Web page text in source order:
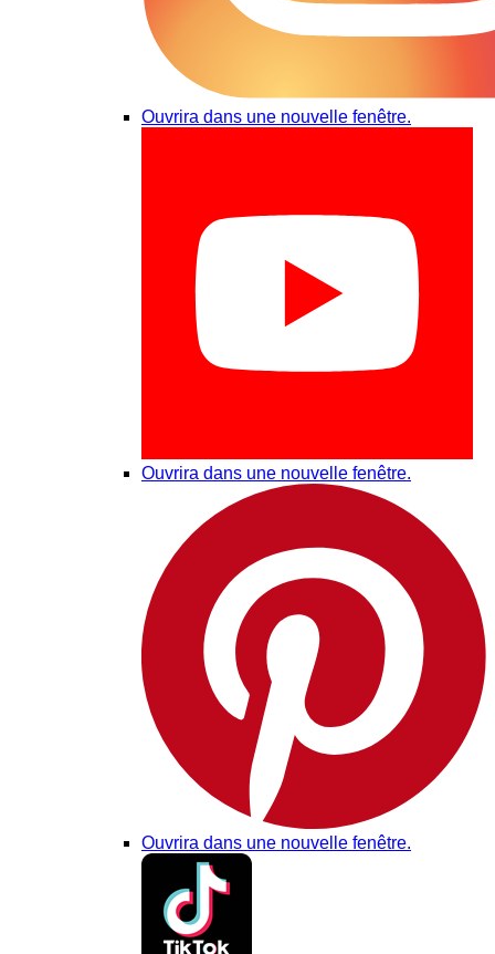
Ouvrira dans une nouvelle fenêtre.
Ouvrira dans une nouvelle fenêtre.
Ouvrira dans une nouvelle fenêtre.